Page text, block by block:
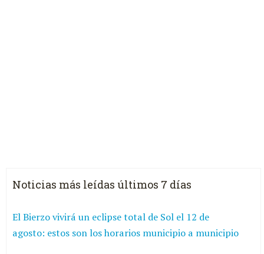
Noticias más leídas últimos 7 días
El Bierzo vivirá un eclipse total de Sol el 12 de
agosto: estos son los horarios municipio a municipio